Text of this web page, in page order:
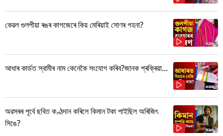
কেৱল গুলপীয়া ৰঙৰ কাগজেৰে কিয় মেৰিয়াই সোণৰ গহনা?
আধাৰ কাৰ্ডত স্বামীৰ নাম কেনেকৈ সংযোগ কৰিব?জানক প্ৰক্ৰিয়া...
অৱসৰৰ পূৰ্বে ছবিত কণ্ঠদান কৰিলে কিমান টকা পাইছিল অৰিজিৎ
সিঙে?